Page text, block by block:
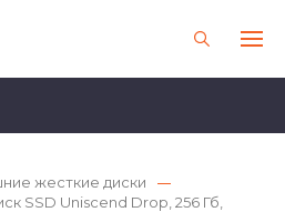
жесткие диски
SSD Uniscend Drop, 256 Гб,